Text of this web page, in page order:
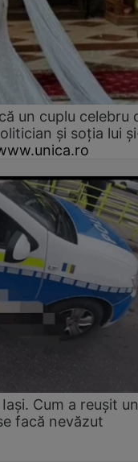
un cuplu celebru
și soția lui
Cum a reușit un
facă nevăzut